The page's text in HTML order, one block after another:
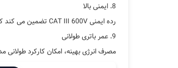
8. ایمنی بالا
رده ایمنی CAT III 600V تضمین می کند که دستگاه برای کار در تابلوهای فشار ضعیف کاملاً ایمن است.
9. عمر باتری طولانی
مصرف انرژی بهینه، امکان کارکرد